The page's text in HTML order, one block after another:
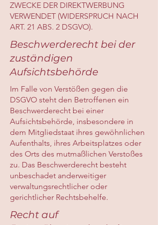
ZWECKE DER DIREKTWERBUNG
VERWENDET (WIDERSPRUCH NACH
ART. 21 ABS. 2 DSGVO).
Beschwerderecht bei der
zuständigen
Aufsichtsbehörde
Im Falle von Verstößen gegen die
DSGVO steht den Betroffenen ein
Beschwerderecht bei einer
Aufsichtsbehörde, insbesondere in
dem Mitgliedstaat ihres gewöhnlichen
Aufenthalts, ihres Arbeitsplatzes oder
des Orts des mutmaßlichen Verstoßes
zu. Das Beschwerderecht besteht
unbeschadet anderweitiger
verwaltungsrechtlicher oder
gerichtlicher Rechtsbehelfe.
Recht auf